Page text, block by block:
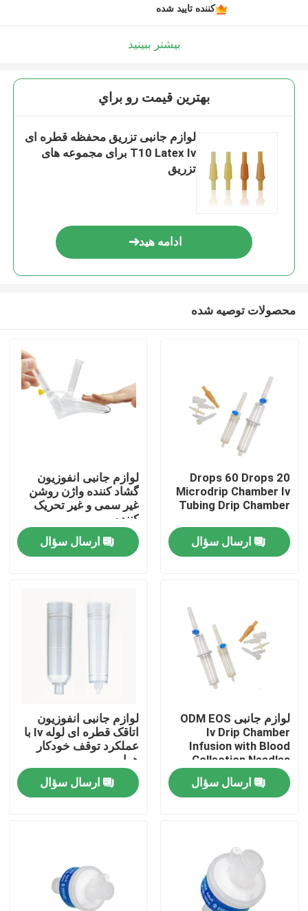
خانه
محصولات
کارخانه تور
کنترل کیفیت
تماس با ما
درخواست نقل قول
درپوش لاستیکی پزشکی
پیستون سرنگ لاستیکی
کننده تایید شده
بیشتر ببینید
بهترين قيمت رو براي
لوازم جانبی تزریق محفظه قطره ای
T10 Latex Iv برای مجموعه های
تزریق
ادامه هید
محصولات توصیه شده
20 Drops 60 Drops
Microdrip Chamber Iv
Tubing Drip Chamber
ارسال سؤال
لوازم جانبی انفوزیون
گشاد کننده واژن روشن
غیر سمی و غیر تحریک
کننده
ارسال سؤال
لوازم جانبی ODM EOS
Iv Drip Chamber
Infusion with Blood
Collection Needles
ارسال سؤال
لوازم جانبی انفوزیون
اتاقک قطره ای لوله Iv با
عملکرد توقف خودکار
هوا
ارسال سؤال